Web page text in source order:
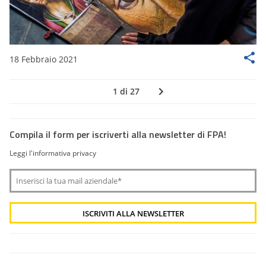
18 Febbraio 2021
1 di 27
Compila il form per iscriverti alla newsletter di FPA!
Leggi l'informativa privacy